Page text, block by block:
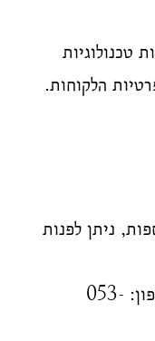
טכנולוגיות
הלקוחות.
ניתן לפנות
tkirshberg@gmail.com או בטלפון: 053-